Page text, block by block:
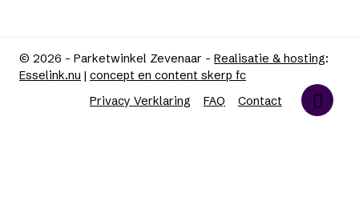
© 2026 - Parketwinkel Zevenaar - Realisatie & hosting:
Esselink.nu | concept en content skerp fc
Contact
FAQ
Privacy Verklaring